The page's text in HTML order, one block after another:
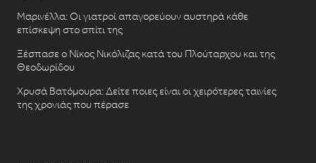
Μαρινέλλα: Οι γιατροί απαγορεύουν αυστηρά κάθε
επίσκεψη στο σπίτι της
Ξέσπασε ο Νίκος Νικόλιζας κατά του Πλούταρχου και της
Θεοδωρίδου
Χρυσά Βατόμουρα: Δείτε ποιες είναι οι χειρότερες ταινίες
της χρονιάς που πέρασε